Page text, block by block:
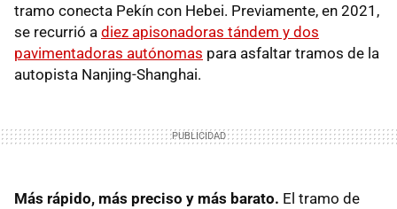
tramo conecta Pekín con Hebei. Previamente, en 2021,
se recurrió a diez apisonadoras tándem y dos
pavimentadoras autónomas para asfaltar tramos de la
autopista Nanjing-Shanghai.
Más rápido, más preciso y más barato. El tramo de